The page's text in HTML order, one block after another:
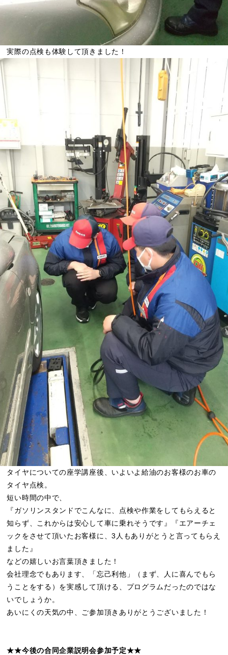
実際の点検も体験して頂きました！
タイヤについての座学講座後、いよいよ給油のお客様のお車の
タイヤ点検。
短い時間の中で、
『ガソリンスタンドでこんなに、点検や作業をしてもらえると
知らず、これからは安心して車に乗れそうです』『エアーチェ
ックをさせて頂いたお客様に、3人もありがとうと言ってもらえ
ました』
などの嬉しいお言葉頂きました！
会社理念でもあります、「忘己利他」（まず、人に喜んでもら
うことをする）を実感して頂ける、プログラムだったのではな
いでしょうか。
あいにくの天気の中、ご参加頂きありがとうございました！
★★今後の合同企業説明会参加予定★★